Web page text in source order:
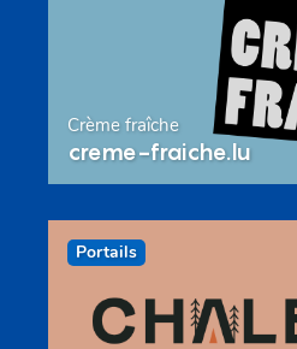
Crème fraîche
creme-fraiche.lu
Portails